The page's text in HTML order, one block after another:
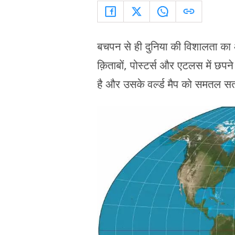
बचपन से ही दुनिया की विशालता
क़िताबों, पोस्टर्स और एटलस में छपने
है और उसके वर्ल्ड मैप को समतल